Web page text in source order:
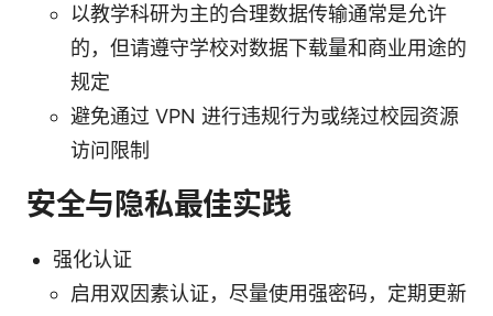
以教学科研为主的合理数据传输通常是允许
的，但请遵守学校对数据下载量和商业用途的
规定
避免通过 VPN 进行违规行为或绕过校园资源
访问限制
安全与隐私最佳实践
强化认证
启用双因素认证，尽量使用强密码，定期更新